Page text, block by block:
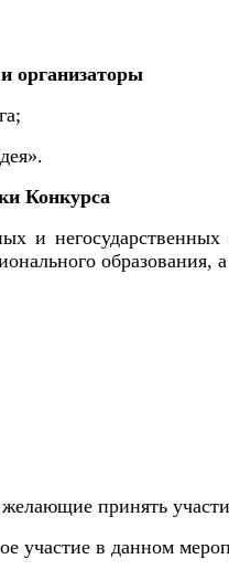
организаторы
Конкурса
и
образования,
принять
участие в данном